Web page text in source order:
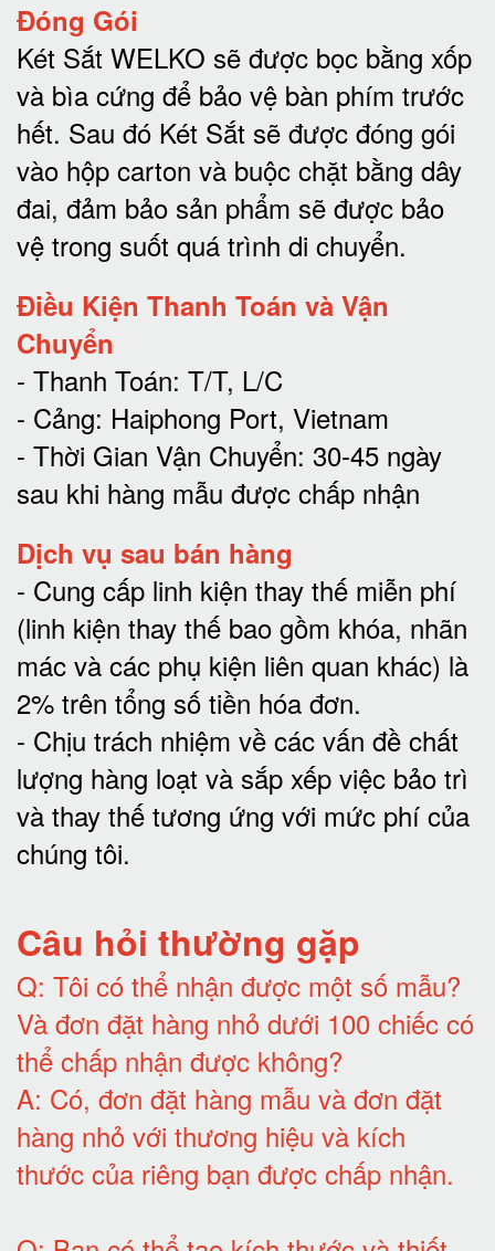
Đóng Gói
Két Sắt WELKO sẽ được bọc bằng xốp
và bìa cứng để bảo vệ bàn phím trước
hết. Sau đó Két Sắt sẽ được đóng gói
vào hộp carton và buộc chặt bằng dây
đai, đảm bảo sản phẩm sẽ được bảo
vệ trong suốt quá trình di chuyển.
Điều Kiện Thanh Toán và Vận
Chuyển
- Thanh Toán: T/T, L/C
- Cảng: Haiphong Port, Vietnam
- Thời Gian Vận Chuyển: 30-45 ngày
sau khi hàng mẫu được chấp nhận
Dịch vụ sau bán hàng
- Cung cấp linh kiện thay thế miễn phí
(linh kiện thay thế bao gồm khóa, nhãn
mác và các phụ kiện liên quan khác) là
2% trên tổng số tiền hóa đơn.
- Chịu trách nhiệm về các vấn đề chất
lượng hàng loạt và sắp xếp việc bảo trì
và thay thế tương ứng với mức phí của
chúng tôi.
Câu hỏi thường gặp
Q: Tôi có thể nhận được một số mẫu?
Và đơn đặt hàng nhỏ dưới 100 chiếc có
thể chấp nhận được không?
A: Có, đơn đặt hàng mẫu và đơn đặt
hàng nhỏ với thương hiệu và kích
thước của riêng bạn được chấp nhận.